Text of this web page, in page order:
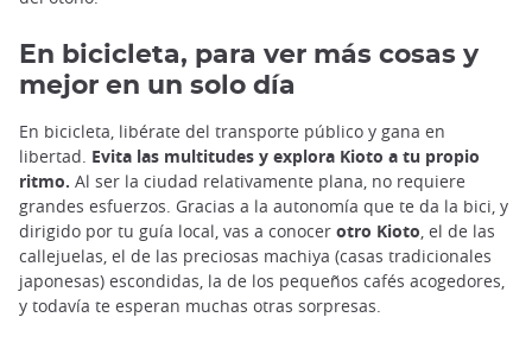
En bicicleta, para ver más cosas y
mejor en un solo día
En bicicleta, libérate del transporte público y gana en
libertad. Evita las multitudes y explora Kioto a tu propio
ritmo. Al ser la ciudad relativamente plana, no requiere
grandes esfuerzos. Gracias a la autonomía que te da la bici, y
dirigido por tu guía local, vas a conocer otro Kioto, el de las
callejuelas, el de las preciosas machiya (casas tradicionales
japonesas) escondidas, la de los pequeños cafés acogedores,
y todavía te esperan muchas otras sorpresas.